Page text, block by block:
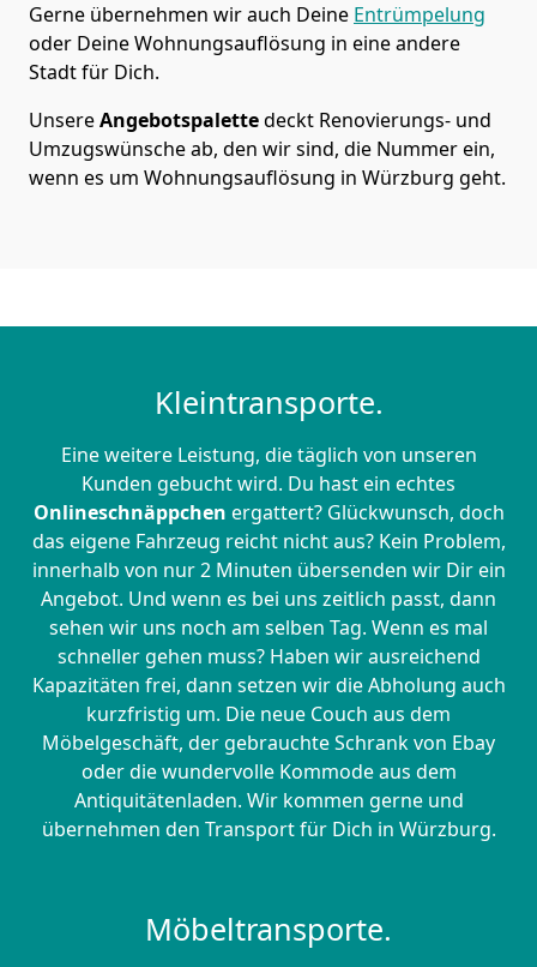
Gerne übernehmen wir auch Deine Entrümpelung
oder Deine Wohnungsauflösung in eine andere
Stadt für Dich.
UnsereAngebotspalettedeckt Renovierungs- und
Umzugswünsche ab, den wir sind, die Nummer ein,
wenn es um Wohnungsauflösung in Würzburg geht.
Kleintransporte.
Eine weitere Leistung, die täglich von unseren
Kunden gebucht wird. Du hast ein echtes
Onlineschnäppchen ergattert? Glückwunsch, doch
das eigene Fahrzeug reicht nicht aus? Kein Problem,
innerhalb von nur 2 Minuten übersenden wir Dir ein
Angebot. Und wenn es bei uns zeitlich passt, dann
sehen wir uns noch am selben Tag. Wenn es mal
schneller gehen muss? Haben wir ausreichend
Kapazitäten frei, dann setzen wir die Abholung auch
kurzfristig um. Die neue Couch aus dem
Möbelgeschäft, der gebrauchte Schrank von Ebay
oder die wundervolle Kommode aus dem
Antiquitätenladen. Wir kommen gerne und
übernehmen den Transport für Dich in Würzburg.
Möbeltransporte.